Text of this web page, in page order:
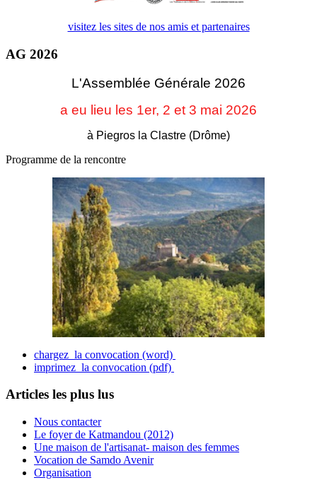
visitez les sites de nos amis et partenaires
AG 2026
L'Assemblée Générale 2026
a eu lieu les 1er, 2 et 3 mai 2026
à Piegros la Clastre (Drôme)
Programme de la rencontre
chargez la convocation (word)
imprimez la convocation (pdf)
Articles les plus lus
Nous contacter
Le foyer de Katmandou (2012)
Une maison de l'artisanat- maison des femmes
Vocation de Samdo Avenir
Organisation